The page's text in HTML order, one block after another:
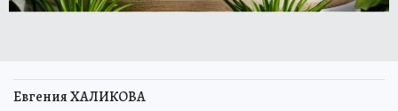
Евгения ХАЛИКОВА